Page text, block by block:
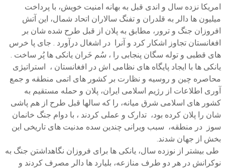
امریکا نزده سال و اندی قبل به بهانه امنیت خویش، با پرداخت
میلیون ها دالر به قلدران و تفنگ سالاران اتحاد شمال، این آتش
افروزان جنگ و ترور، مطابق به پلان از قبل طرح شده شان بر
افغانستان تجاوز اشکار کرد و آنرا در اشغال درآورد . جای پا خرس
های قطبی و توله سگان پنجابی را ، سُم خَران یانکی ها پُر ساخت .
یانکی ها با ایجاد پایگاه های نظامی اش در افغانستان ، استراتیژی
محاصره چین و روسیه و نظارت بر کشور های اتمی منطقه و جمع
آوری اطلاعات از رژیم اسلامی ایران، پلان و حمله مستقیم به
کشور های اسلامی شرق میانه، را که سالها قبل طرح از هم پاشی
شان را پلان کرده بود، تدارک و عملی کردند ، با دوام جنگ خانمان
سوز در منطقه، سبب ویرانی چندین سده مدنیت های تاریخی این
بخش از جهان شدند.
طی بیشتر از نوزده سال، یانکی ها برای فروزان نگاهداشتن جنگ به
نوکرانش در هر دو طرف منازعه، بلیارد ها دالر مصرف کردند و